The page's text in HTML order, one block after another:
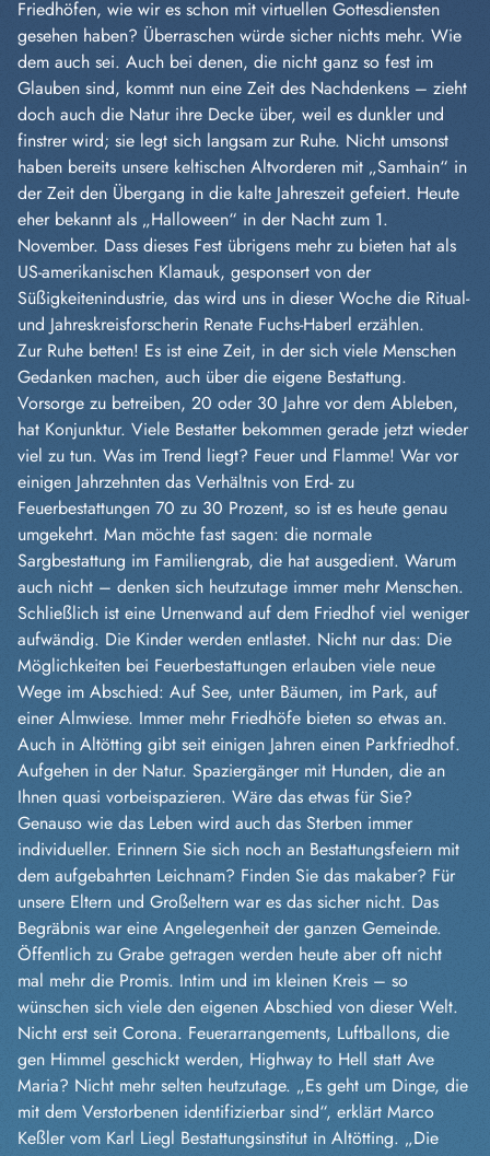
Friedhöfen, wie wir es schon mit virtuellen Gottesdiensten
gesehen haben? Überraschen würde sicher nichts mehr. Wie
dem auch sei. Auch bei denen, die nicht ganz so fest im
Glauben sind, kommt nun eine Zeit des Nachdenkens – zieht
doch auch die Natur ihre Decke über, weil es dunkler und
finstrer wird; sie legt sich langsam zur Ruhe. Nicht umsonst
haben bereits unsere keltischen Altvorderen mit „Samhain“ in
der Zeit den Übergang in die kalte Jahreszeit gefeiert. Heute
eher bekannt als „Halloween“ in der Nacht zum 1.
November. Dass dieses Fest übrigens mehr zu bieten hat als
US-amerikanischen Klamauk, gesponsert von der
Süßigkeitenindustrie, das wird uns in dieser Woche die Ritual-
und Jahreskreisforscherin Renate Fuchs-Haberl erzählen.
Zur Ruhe betten! Es ist eine Zeit, in der sich viele Menschen
Gedanken machen, auch über die eigene Bestattung.
Vorsorge zu betreiben, 20 oder 30 Jahre vor dem Ableben,
hat Konjunktur. Viele Bestatter bekommen gerade jetzt wieder
viel zu tun. Was im Trend liegt? Feuer und Flamme! War vor
einigen Jahrzehnten das Verhältnis von Erd- zu
Feuerbestattungen 70 zu 30 Prozent, so ist es heute genau
umgekehrt. Man möchte fast sagen: die normale
Sargbestattung im Familiengrab, die hat ausgedient. Warum
auch nicht – denken sich heutzutage immer mehr Menschen.
Schließlich ist eine Urnenwand auf dem Friedhof viel weniger
aufwändig. Die Kinder werden entlastet. Nicht nur das: Die
Möglichkeiten bei Feuerbestattungen erlauben viele neue
Wege im Abschied: Auf See, unter Bäumen, im Park, auf
einer Almwiese. Immer mehr Friedhöfe bieten so etwas an.
Auch in Altötting gibt seit einigen Jahren einen Parkfriedhof.
Aufgehen in der Natur. Spaziergänger mit Hunden, die an
Ihnen quasi vorbeispazieren. Wäre das etwas für Sie?
Genauso wie das Leben wird auch das Sterben immer
individueller. Erinnern Sie sich noch an Bestattungsfeiern mit
dem aufgebahrten Leichnam? Finden Sie das makaber? Für
unsere Eltern und Großeltern war es das sicher nicht. Das
Begräbnis war eine Angelegenheit der ganzen Gemeinde.
Öffentlich zu Grabe getragen werden heute aber oft nicht
mal mehr die Promis. Intim und im kleinen Kreis – so
wünschen sich viele den eigenen Abschied von dieser Welt.
Nicht erst seit Corona. Feuerarrangements, Luftballons, die
gen Himmel geschickt werden, Highway to Hell statt Ave
Maria? Nicht mehr selten heutzutage. „Es geht um Dinge, die
mit dem Verstorbenen identifizierbar sind“, erklärt Marco
Keßler vom Karl Liegl Bestattungsinstitut in Altötting. „Die